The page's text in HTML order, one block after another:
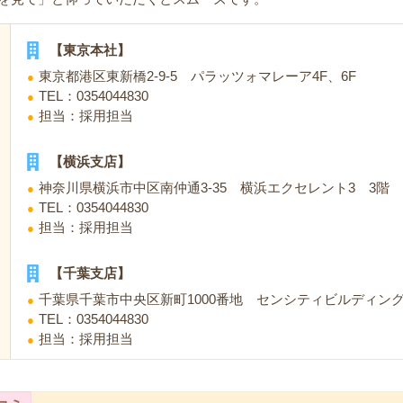
【東京本社】
東京都港区東新橋2-9-5 パラッツォマレーア4F、6F
TEL：0354044830
担当：採用担当
【横浜支店】
神奈川県横浜市中区南仲通3-35 横浜エクセレント3 3階
TEL：0354044830
担当：採用担当
【千葉支店】
千葉県千葉市中央区新町1000番地 センシティビルディン
TEL：0354044830
担当：採用担当